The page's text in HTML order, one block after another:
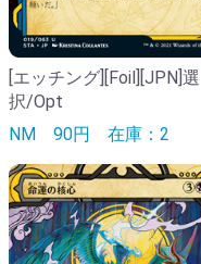
[エッチング][Foil][JPN]選
択/Opt
NM 90円 在庫：2